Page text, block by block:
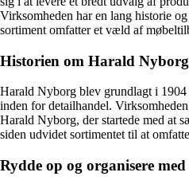
Virksomheden har en lang historie
sortiment omfatter et væld af
Historien om Harald Nyborg
Harald Nyborg blev grundlagt i
inden for detailhandel.
Harald Nyborg, der startede med at
siden udvidet sortimentet til at
Rydde op og organisere